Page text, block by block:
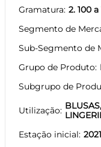
Gramatura 2. 100 a
Segmento de
Sub-Segmento de
Grupo de Produto
Subgrupo de
Utilização
Estação inicial 2021